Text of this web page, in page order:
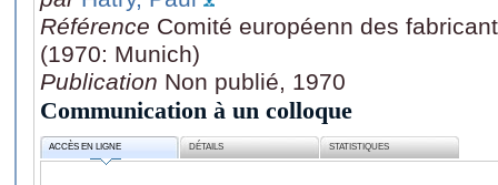
Référence Comité européenn des
(1970: Munich)
Publication Non publié, 1970
Communication à un colloque
ACCÈS EN LIGNE DÉTAILS STATISTIQUES